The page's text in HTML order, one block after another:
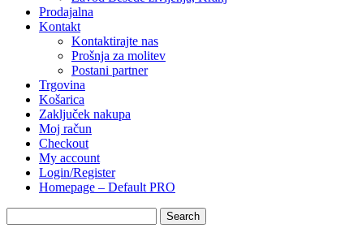
Prodajalna
Kontakt
Kontaktirajte nas
Prošnja za molitev
Postani partner
Trgovina
Košarica
Zaključek nakupa
Moj račun
Checkout
My account
Login/Register
Homepage – Default PRO